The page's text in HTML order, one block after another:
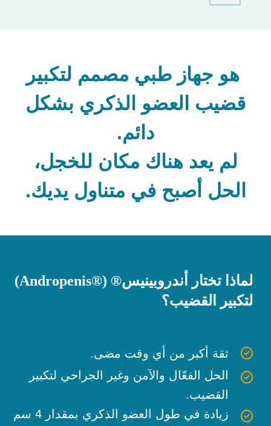
هو جهاز طبي مصمم لتكبير
قضيب العضو الذكري بشكل
دائم.
لم يعد هناك مكان للخجل،
الحل أصبح في متناول يديك.
لماذا تختار أندروبينيس® (®Andropenis)
لتكبير القضيب؟
ثقة أكبر من أي وقت مضى.
الحل الفعّال والآمن وغير الجراحي لتكبير
القضيب.
زيادة في طول العضو الذكري بمقدار 4 سم